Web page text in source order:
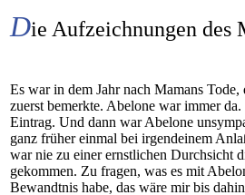
Die Aufzeichnungen des
Es war in dem Jahr nach Mamans
zuerst bemerkte. Abelone war immer
Eintrag. Und dann war Abelone
ganz früher einmal bei irgendeinem
war nie zu einer ernstlichen Durchsicht
gekommen. Zu fragen, was es mit
Bewandtnis habe, das wäre mir bis